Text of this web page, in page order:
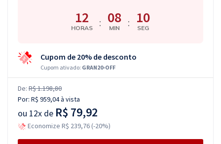
12
HORAS : 08
MIN : 09
SEG
Cupom de 20% de desconto
Cupom ativado: GRAN20-OFF
De: R$ 1.198,80
Por: R$ 959,04à vista
ou 12x de R$ 79,92
Economize R$ 239,76 (-20%)